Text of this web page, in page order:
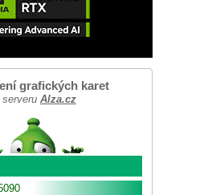
grafických karet
Alza.cz